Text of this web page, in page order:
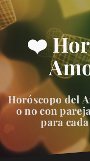
❤️
Horóscopo del
o no con
para